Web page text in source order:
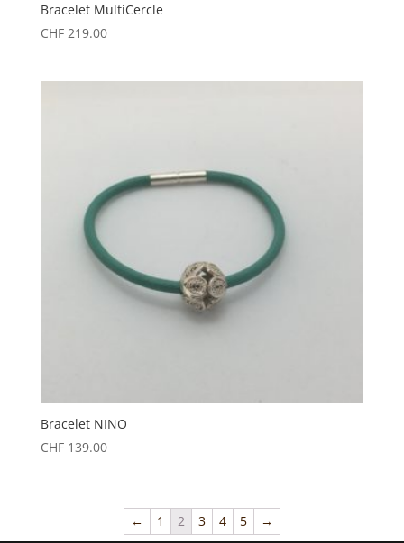
Bracelet MultiCercle
CHF219.00
Bracelet NINO
CHF139.00
← 1 2 3 4 5 →